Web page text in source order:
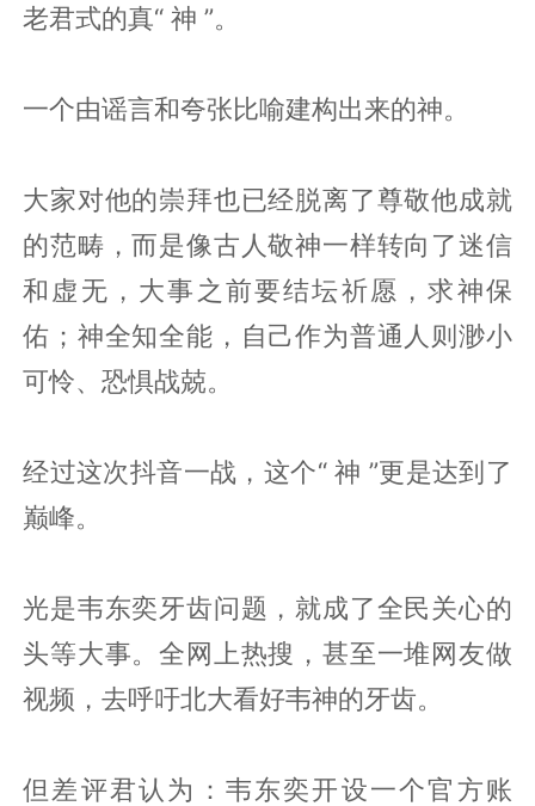
老君式的真“ 神 ”。
一个由谣言和夸张比喻建构出来的神。
大家对他的崇拜也已经脱离了尊敬他成就
的范畴，而是像古人敬神一样转向了迷信
和虚无，大事之前要结坛祈愿，求神保
佑；神全知全能，自己作为普通人则渺小
可怜、恐惧战兢。
经过这次抖音一战，这个“ 神 ”更是达到了
巅峰。
光是韦东奕牙齿问题，就成了全民关心的
头等大事。全网上热搜，甚至一堆网友做
视频，去呼吁北大看好韦神的牙齿。
但差评君认为：韦东奕开设一个官方账